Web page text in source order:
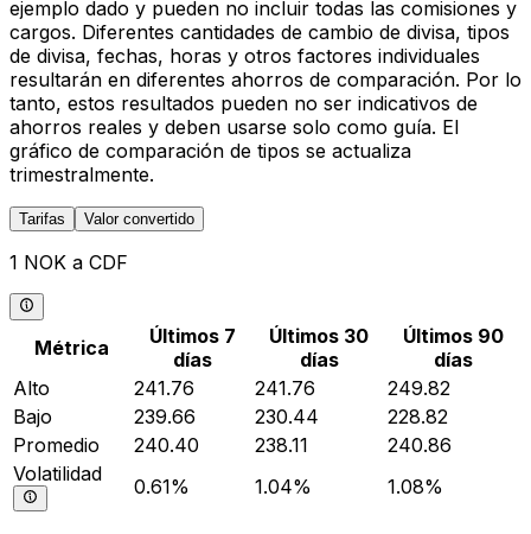
ejemplo dado y pueden no incluir todas las comisiones y
cargos. Diferentes cantidades de cambio de divisa, tipos
de divisa, fechas, horas y otros factores individuales
resultarán en diferentes ahorros de comparación. Por lo
tanto, estos resultados pueden no ser indicativos de
ahorros reales y deben usarse solo como guía. El
gráfico de comparación de tipos se actualiza
trimestralmente.
Tarifas Valor convertido
1 NOK a CDF
Métrica
Últimos 7
días
Últimos 30
días
Últimos 90
días
Alto
241.76 241.76
249.82
Bajo
239.66 230.44
228.82
Promedio
240.40 238.11
240.86
Volatilidad
0.61% 1.04% 1.08%